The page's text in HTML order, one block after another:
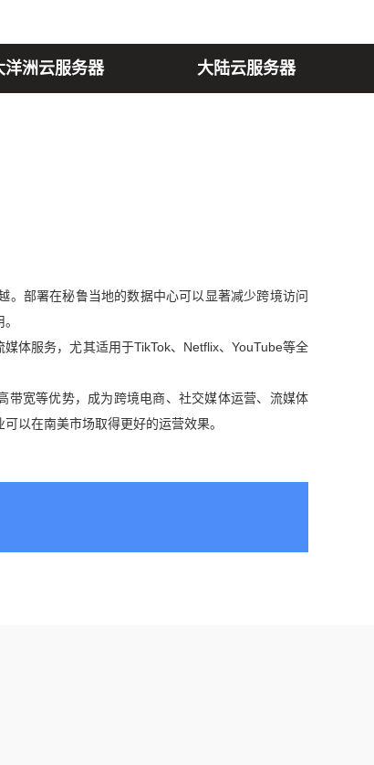
洋洲云服务器 大陆云服务器
部署在秘鲁当地的数据中心可以显著减少跨境访问
体服务，尤其适用于TikTok、Netflix、YouTube等全
带宽等优势，成为跨境电商、社交媒体运营、流媒体
以在南美市场取得更好的运营效果。